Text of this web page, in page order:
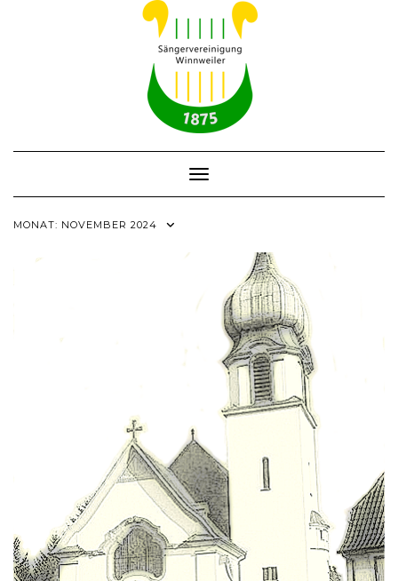
Toggle Navigation
MONAT: NOVEMBER 2024